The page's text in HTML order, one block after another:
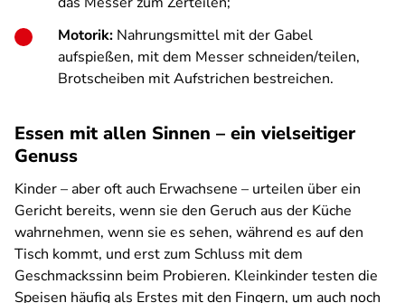
Motorik: Nahrungsmittel mit der Gabel
aufspießen, mit dem Messer schneiden/teilen,
Brotscheiben mit Aufstrichen bestreichen.
Essen mit allen Sinnen – ein vielseitiger
Genuss
Kinder – aber oft auch Erwachsene – urteilen über ein
Gericht bereits, wenn sie den Geruch aus der Küche
wahrnehmen, wenn sie es sehen, während es auf den
Tisch kommt, und erst zum Schluss mit dem
Geschmackssinn beim Probieren. Kleinkinder testen die
Speisen häufig als Erstes mit den Fingern, um auch noch